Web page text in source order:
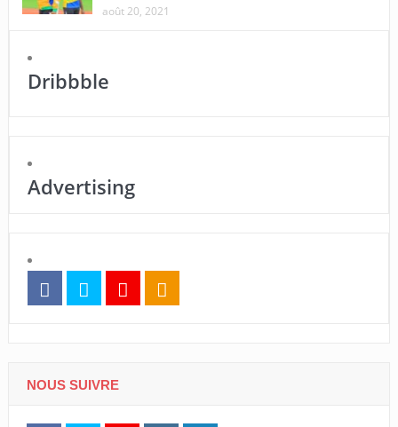
août 20, 2021
Dribbble
Advertising
NOUS SUIVRE